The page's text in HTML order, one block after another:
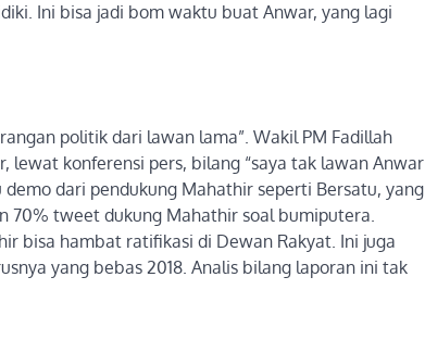
Ini bisa jadi bom waktu buat Anwar, yang lagi
politik dari lawan lama”. Wakil PM Fadillah
lewat konferensi pers, bilang “saya tak lawan Anwar
dari pendukung Mahathir seperti Bersatu, yang
70% tweet dukung Mahathir soal bumiputera.
bisa hambat ratifikasi di Dewan Rakyat. Ini juga
yang bebas 2018. Analis bilang laporan ini tak